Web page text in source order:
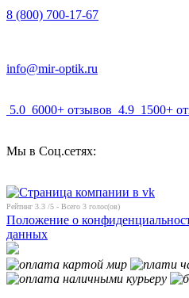
8 (800) 700-17-67
info@mir-optik.ru
5.0 6000+ отзывов 4.9 1500+
Мы в Соц.сетях:
Рейтинг 3.3 /5 - Всего 3 голос(ов)
Положение о
данных